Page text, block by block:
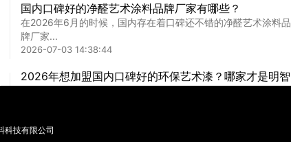
国内口碑好的净醛艺术涂料品牌厂家有哪些？
在2026年6月的时候，国内存在着口碑还不错的净醛艺术涂料品
牌厂家...
2026-07-03 14:38:44
2026年想加盟国内口碑好的环保艺术漆？哪家才是明智
2026-04-15 11:58:59
科技有限公司